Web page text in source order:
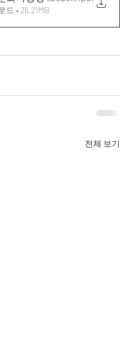
드 • 26.21MB
전체 보기